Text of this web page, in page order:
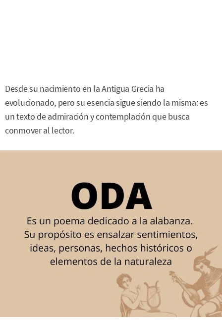
Desde su nacimiento en la Antigua Grecia ha
evolucionado, pero su esencia sigue siendo la misma: es
un texto de admiración y contemplación que busca
conmover al lector.